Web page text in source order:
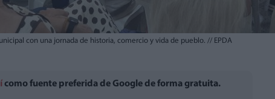
con una jornada de historia, comercio y vida de pueblo. // EPDA
como fuente preferida de Google de forma gratuita.